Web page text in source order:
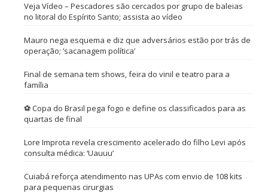
Veja Vídeo – Pescadores são cercados por grupo de baleias
no litoral do Espírito Santo; assista ao vídeo
Mauro nega esquema e diz que adversários estão por trás de
operação; ‘sacanagem política’
Final de semana tem shows, feira do vinil e teatro para a
família
⚽ Copa do Brasil pega fogo e define os classificados para as
quartas de final
Lore Improta revela crescimento acelerado do filho Levi após
consulta médica: ‘Uauuu’
Cuiabá reforça atendimento nas UPAs com envio de 108 kits
para pequenas cirurgias